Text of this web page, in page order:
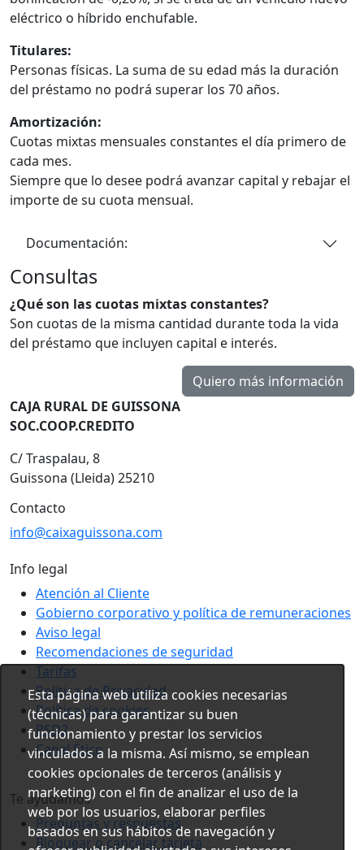
eléctrico o híbrido enchufable.
Titulares:
Personas físicas. La suma de su edad más la duración
del préstamo no podrá superar los 70 años.
Amortización:
Cuotas mixtas mensuales constantes el día primero de
cada mes.
Siempre que lo desee podrá avanzar capital y rebajar el
importe de su cuota mensual.
Documentación:
Consultas
¿Qué son las cuotas mixtas constantes?
Son cuotas de la misma cantidad durante toda la vida
del préstamo que incluyen capital e interés.
CAJA RURAL DE GUISSONA
SOC.COOP.CREDITO
C/ Traspalau, 8
Guissona (Lleida) 25210
Contacto
info@caixaguissona.com
Info legal
Atención al Cliente
Gobierno corporativo y política de remuneraciones
Aviso legal
Recomendaciones de seguridad
Tarifas
Política de Privacidad
Política de cookies
PSD2
Canal Ético
Te ayudamos
Preguntas y respuestas
Bloquear o cancelar tarjeta
Esta página web utiliza cookies necesarias
(técnicas) para garantizar su buen
funcionamiento y prestar los servicios
vinculados a la misma. Así mismo, se emplean
cookies opcionales de terceros (análisis y
marketing) con el fin de analizar el uso de la
web por los usuarios, elaborar perfiles
basados en sus hábitos de navegación y